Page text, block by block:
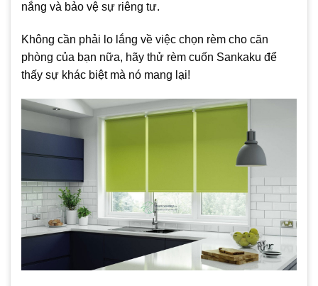
nắng và bảo vệ sự riêng tư.
Không cần phải lo lắng về việc chọn rèm cho căn
phòng của bạn nữa, hãy thử rèm cuốn Sankaku để
thấy sự khác biệt mà nó mang lại!